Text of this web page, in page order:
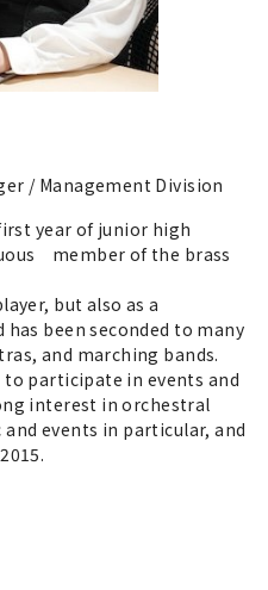
/ Management Division
year of junior high
member of the brass
but also as a
been seconded to many
and marching bands.
participate in events and
interest in orchestral
events in particular, and